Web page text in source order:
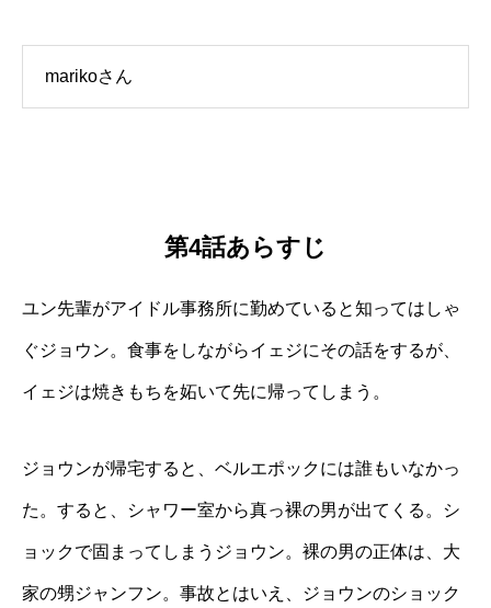
marikoさん
第4話あらすじ
ユン先輩がアイドル事務所に勤めていると知ってはしゃ
ぐジョウン。食事をしながらイェジにその話をするが、
イェジは焼きもちを妬いて先に帰ってしまう。
ジョウンが帰宅すると、ベルエポックには誰もいなかっ
た。すると、シャワー室から真っ裸の男が出てくる。シ
ョックで固まってしまうジョウン。裸の男の正体は、大
家の甥ジャンフン。事故とはいえ、ジョウンのショック